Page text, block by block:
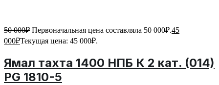
50 000₽ Первоначальная цена составляла 50 000₽.45
000₽Текущая цена: 45 000₽.
Ямал тахта 1400 НПБ К 2 кат. (014)
PG 1810-5